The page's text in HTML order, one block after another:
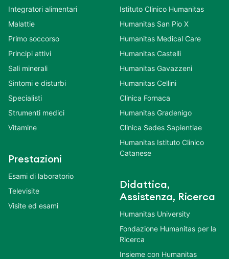
Integratori alimentari
Malattie
Primo soccorso
Principi attivi
Sali minerali
Sintomi e disturbi
Specialisti
Strumenti medici
Vitamine
Prestazioni
Esami di laboratorio
Televisite
Visite ed esami
Istituto Clinico Humanitas
Humanitas San Pio X
Humanitas Medical Care
Humanitas Castelli
Humanitas Gavazzeni
Humanitas Cellini
Clinica Fornaca
Humanitas Gradenigo
Clinica Sedes Sapientiae
Humanitas Istituto Clinico
Catanese
Didattica,
Assistenza, Ricerca
Humanitas University
Fondazione Humanitas per la
Ricerca
Insieme con Humanitas